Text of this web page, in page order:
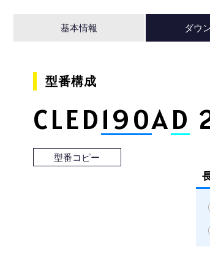
基本情報 ダウ
型番構成
CLED190AD
型番コピー